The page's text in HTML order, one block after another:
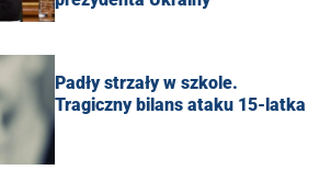
Padły strzały w szkole.
Tragiczny bilans ataku 15-latka